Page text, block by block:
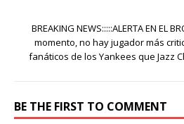
BREAKING NEWS:::::ALERTA EN EL
momento, no hay jugador más
fanáticos de los Yankees que Jazz
BE THE FIRST TO COMMENT